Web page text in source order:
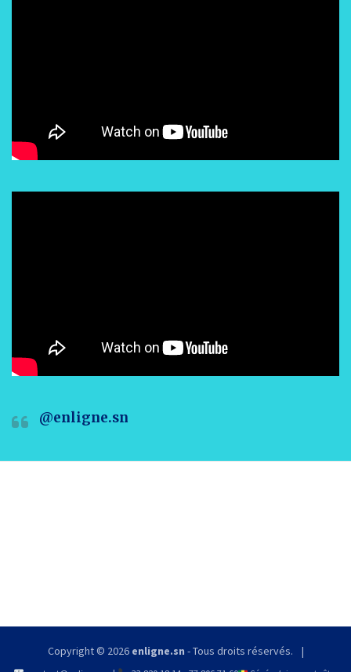
@enligne.sn
Copyright © 2026 enligne.sn - Tous droits réservés.